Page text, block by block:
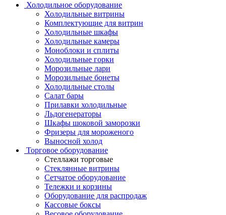
Холодильное оборудование
Холодильные витрины
Комплектующие для витрин
Холодильные шкафы
Холодильные камеры
Моноблоки и сплиты
Холодильные горки
Морозильные лари
Морозильные бонеты
Холодильные столы
Салат бары
Прилавки холодильные
Льдогенераторы
Шкафы шоковой заморозки
Фризеры для мороженого
Выносной холод
Торговое оборудование
Стеллажи торговые
Стеклянные витрины
Сетчатое оборудование
Тележки и корзины
Оборудование для распродаж
Кассовые боксы